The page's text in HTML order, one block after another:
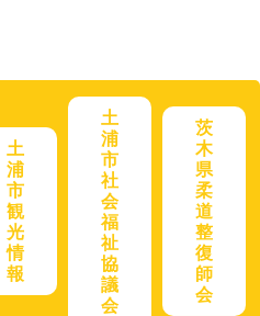
土
浦
市
観
光
情
報
土
浦
市
社
会
福
祉
協
議
会
茨
木
県
柔
道
整
復
師
会